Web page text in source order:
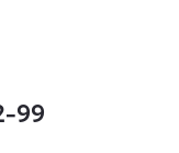
99